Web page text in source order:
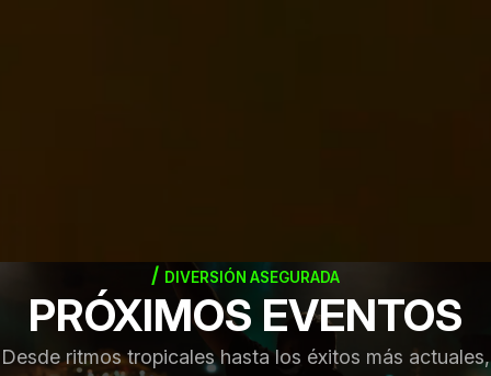
DIVERSIÓN ASEGURADA
PRÓXIMOS EVENTOS
Desde ritmos tropicales hasta los éxitos más actuales,